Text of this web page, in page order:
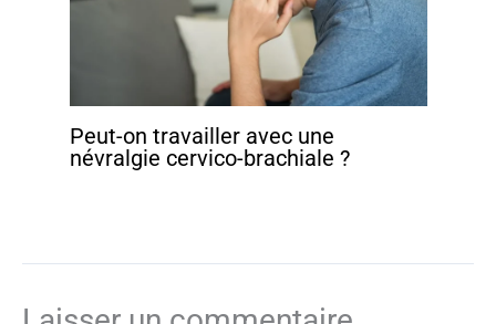
Peut-on travailler avec une
névralgie cervico-brachiale ?